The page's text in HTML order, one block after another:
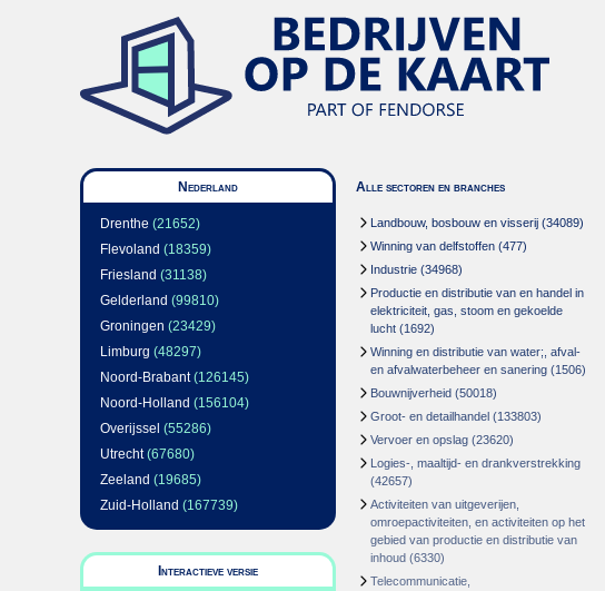
Nederland
Drenthe (21652)
Flevoland (18359)
Friesland (31138)
Gelderland (99810)
Groningen (23429)
Limburg (48297)
Noord-Brabant(126145)
Noord-Holland (156104)
Overijssel (55286)
Utrecht(67680)
Zeeland (19685)
Zuid-Holland (167739)
Interactieve versie
Alle sectoren en branches
Landbouw, bosbouw en visserij (34089)
Winning van delfstoffen (477)
Industrie (34968)
Productie en distributie van en handel in
elektriciteit, gas, stoom en gekoelde
lucht (1692)
Winning en distributie van water;, afval-
en afvalwaterbeheer en sanering (1506)
Bouwnijverheid (50018)
Groot- en detailhandel (133803)
Vervoer en opslag (23620)
Logies-, maaltijd- en drankverstrekking
(42657)
Activiteiten van uitgeverijen,
omroepactiviteiten, en activiteiten op het
gebied van productie en distributie van
inhoud (6330)
Telecommunicatie,